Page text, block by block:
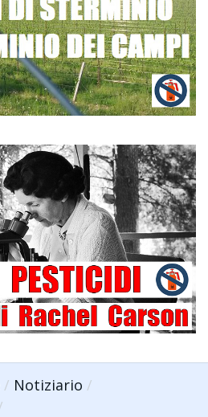
Notiziario